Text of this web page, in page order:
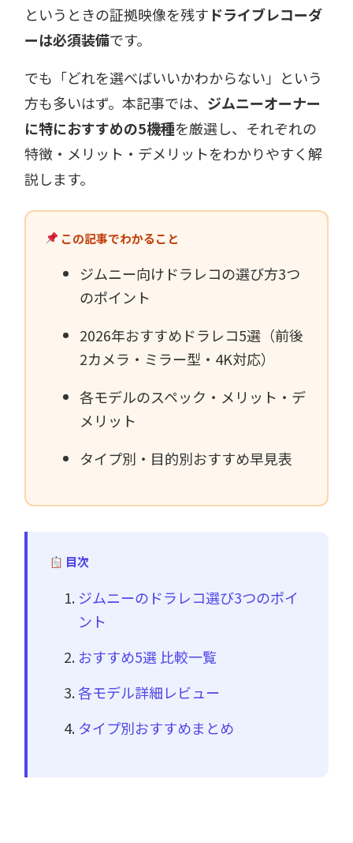
というときの証拠映像を残す ドライブレコーダ
ーは必須装備です。
でも「どれを選べばいいかわからない」という
方も多いはず。本記事では、 ジムニーオーナー
に特におすすめの5機種を厳選し、それぞれの
特徴・メリット・デメリットをわかりやすく解
説します。
この記事でわかること
ジムニー向けドラレコの選び方3つ
のポイント
2026年おすすめドラレコ5選（前後
2カメラ・ミラー型・4K対応）
各モデルのスペック・メリット・デ
メリット
タイプ別・目的別おすすめ早見表
目次
ジムニーのドラレコ選び3つのポイ
ント
おすすめ5選 比較一覧
各モデル詳細レビュー
タイプ別おすすめまとめ